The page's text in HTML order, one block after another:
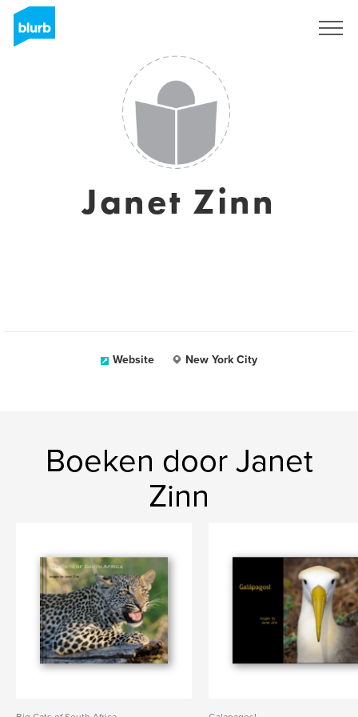
Janet Zinn
Website New York City
Boeken door Janet
Zinn